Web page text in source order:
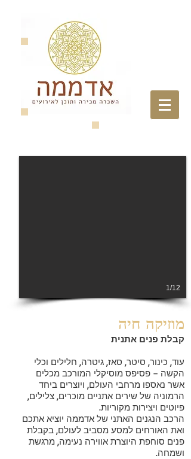
צרו איתנו קשר
צרו איתנו קשר
1/12
מוזיקה חיה
קבלת פנים אתנית
עוד, כינור, סיטר, סאז, גיטרה, חלילים וכלי
הקשה – פסיפס מוסיקלי המורכב מכלים
אשר נאספו מרחבי העולם, ויוצרים ביחד
הרמוניה של שירים אתניים מוכרים, צלילים,
פיוטים ויצירות מקוריות.
הרכב הנגנים האתני של אדממה יוציא אתכם
ואת האורחים למסע מסביב לעולם, בקבלת
פנים סוחפת היוצרת אווירה נעימה, מרגשת
ושמחה.